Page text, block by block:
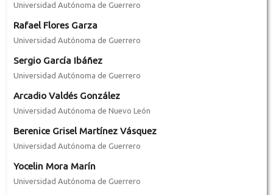
Universidad Autónoma de Guerrero
Rafael Flores Garza
Universidad Autónoma de Guerrero
Sergio García Ibáñez
Universidad Autónoma de Guerrero
Arcadio Valdés González
Universidad Autónoma de Nuevo León
Berenice Grisel Martínez Vásquez
Universidad Autónoma de Guerrero
Yocelin Mora Marín
Universidad Autónoma de Guerrero